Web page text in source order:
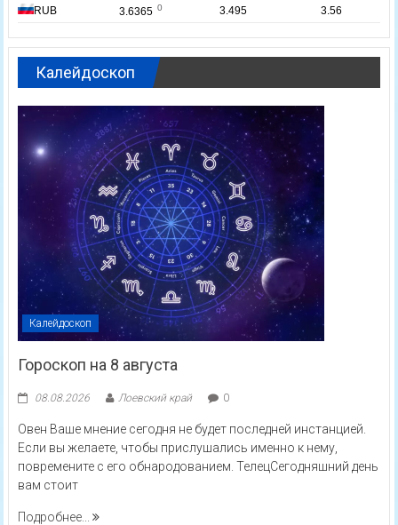
Калейдоскоп
Калейдоскоп
Гороскоп на 8 августа
08.08.2026 Лоевский край 0
Овен Ваше мнение сегодня не будет последней инстанцией.
Если вы желаете, чтобы прислушались именно к нему,
повремените с его обнародованием. ТелецСегодняшний день
вам стоит
Подробнее...